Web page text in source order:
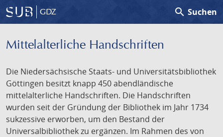
GDZ search Suchen
Mittelalterliche Handschriften
Die Niedersächsische Staats- und Universitätsbibliothek
Göttingen besitzt knapp 450 abendländische
mittelalterliche Handschriften. Die Handschriften
wurden seit der Gründung der Bibliothek im Jahr 1734
sukzessive erworben, um den Bestand der
Universalbibliothek zu ergänzen. Im Rahmen des von